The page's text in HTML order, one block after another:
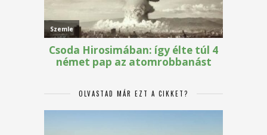
OLVASTAD MÁR EZT A CIKKET?